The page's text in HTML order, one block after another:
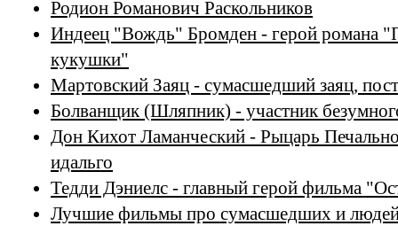
Родион Романович Раскольников
Индеец "Вождь" Бромден - герой романа
кукушки"
Мартовский Заяц - сумасшедший заяц,
Болванщик (Шляпник) - участник
Дон Кихот Ламанческий - Рыцарь
идальго
Тедди Дэниелс - главный герой фильма
Лучшие фильмы про сумасшедших и